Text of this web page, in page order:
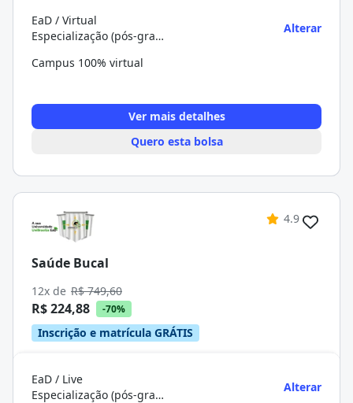
EaD / Virtual
Especialização (pós-graduação)
Alterar
Campus 100% virtual
Ver mais detalhes
Quero esta bolsa
4.9
Saúde Bucal
12x de R$ 749,60
R$ 224,88 -70%
Inscrição e matrícula GRÁTIS
EaD / Live
Especialização (pós-graduação)
Alterar